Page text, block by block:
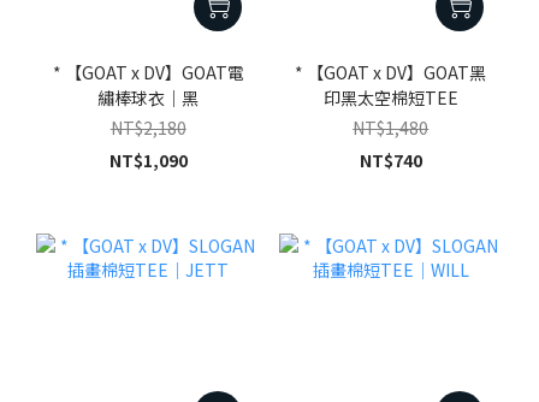
* 【GOAT x DV】GOAT電
繡棒球衣｜黑
NT$2,180
NT$1,090
* 【GOAT x DV】GOAT黑
印黑太空棉短TEE
NT$1,480
NT$740